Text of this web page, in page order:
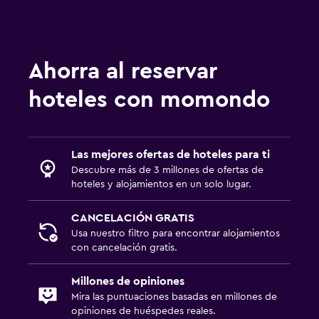
Sistema de entretenimiento
TV de pantalla plana
Lavandería
Lavandería
Servicio de planchado
Servicios de lavandería/tintorería
Ideal para familias
Cuidado de niños o guardería
Ahorra al reservar
hoteles con momondo
Las mejores ofertas de hoteles para ti
Descubre más de 3 millones de ofertas de
hoteles y alojamientos en un solo lugar.
CANCELACIÓN GRATIS
Usa nuestro filtro para encontrar alojamientos
con cancelación gratis.
Millones de opiniones
Mira las puntuaciones basadas en millones de
opiniones de huéspedes reales.